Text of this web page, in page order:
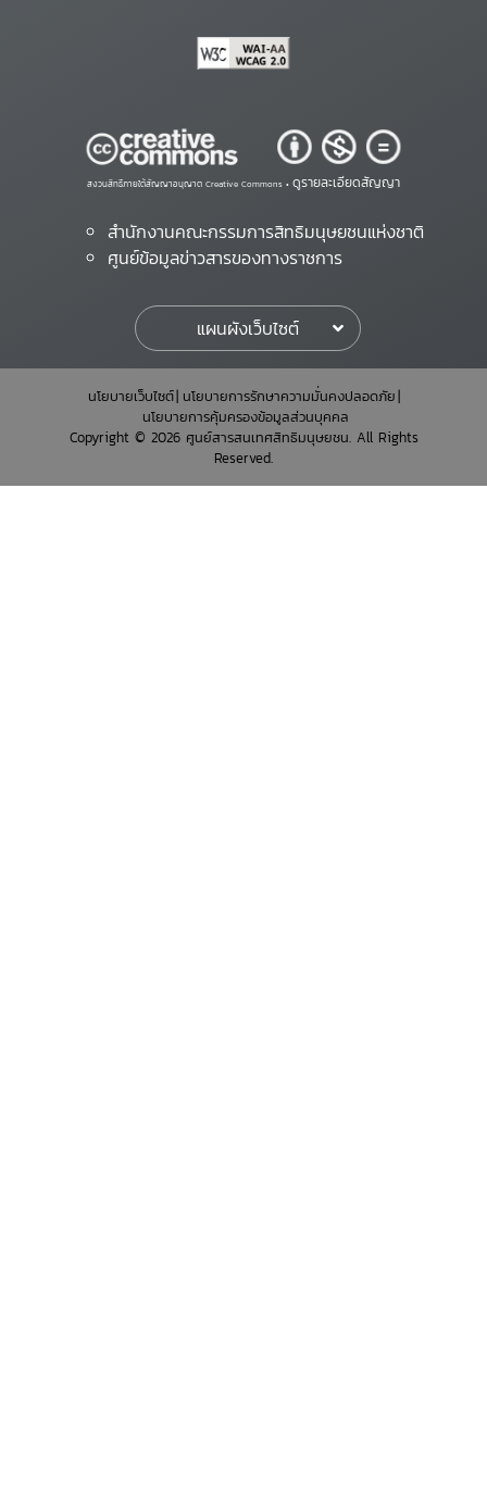
สงวนสิทธิ์ภายใต้สัญญาอนุญาต Creative Commons • ดูรายละเอียดสัญญา
สำนักงานคณะกรรมการสิทธิมนุษยชนแห่งชาติ
ศูนย์ข้อมูลข่าวสารของทางราชการ
แผนผังเว็บไซต์
นโยบายเว็บไซต์ นโยบายการรักษาความมั่นคงปลอดภัย
นโยบายการคุ้มครองข้อมูลส่วนบุคคล
Copyright © 2026 ศูนย์สารสนเทศสิทธิมนุษยชน. All Rights
Reserved.